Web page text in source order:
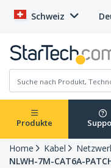
Schweiz
Produkte
Home Kabel
NLWH-7M-CAT6A-